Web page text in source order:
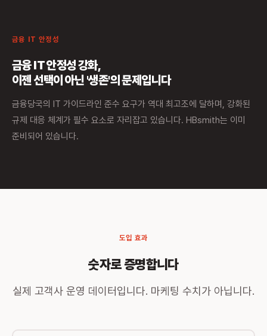
금융 IT 안정성
금융 IT 안정성 강화,
이젠 선택이 아닌 '생존'의 문제입니다
금융당국의 IT 가이드라인 준수 요구가 역대 최고조에 달하며, 강화된
규제 대응 체계가 필수 요소로 자리잡고 있습니다. HBsmith는 이미
준비되어 있습니다.
도입 효과
숫자로 증명합니다
실제 고객사 운영 데이터입니다. 마케팅 수치가 아닙니다.